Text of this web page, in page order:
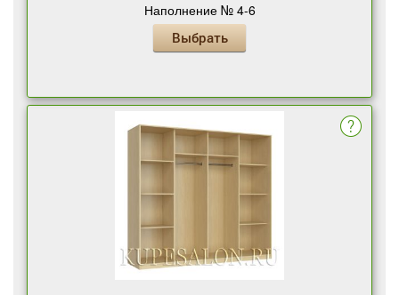
Наполнение № 4-6
Выбрать